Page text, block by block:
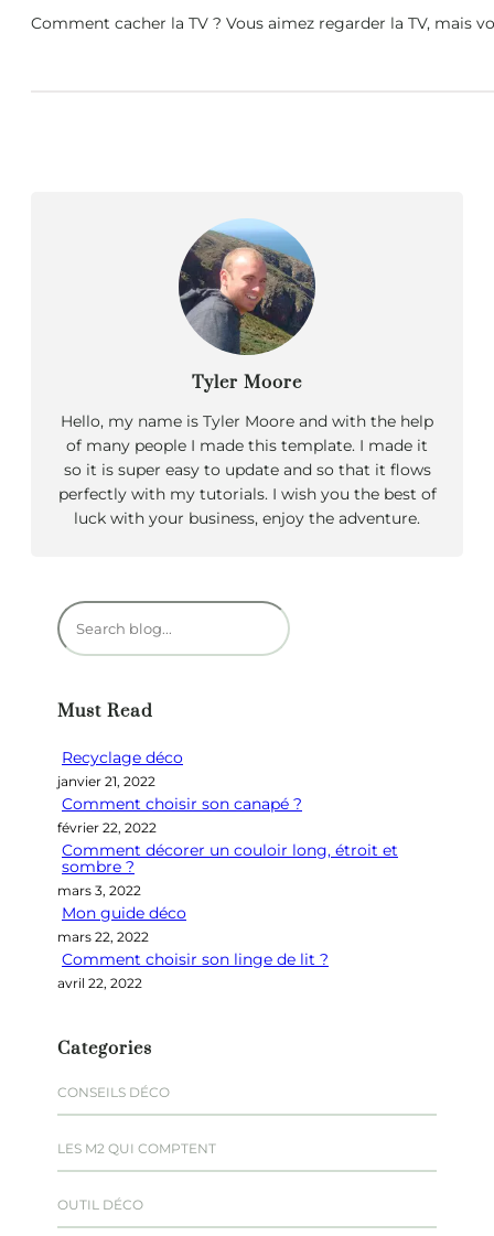
Comment cacher la TV ? Vous aimez regarder la TV, mais
Tyler Moore
Hello, my name is Tyler Moore and with the help
of many people I made this template. I made it
so it is super easy to update and so that it flows
perfectly with my tutorials. I wish you the best of
luck with your business, enjoy the adventure.
R
e
e
c
h
e
Must Read
Recyclage déco
janvier 21, 2022
Comment choisir son canapé ?
février 22, 2022
Comment décorer un couloir long, étroit et
sombre ?
mars 3, 2022
Mon guide déco
mars 22, 2022
Comment choisir son linge de lit ?
avril 22, 2022
Categories
CONSEILS DÉCO
LES M2 QUI COMPTENT
OUTIL DÉCO